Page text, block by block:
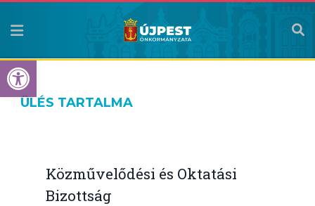
Eszköztár megnyitása
ÜLÉS TARTALMA
Közművelődési és Oktatási
Bizottság